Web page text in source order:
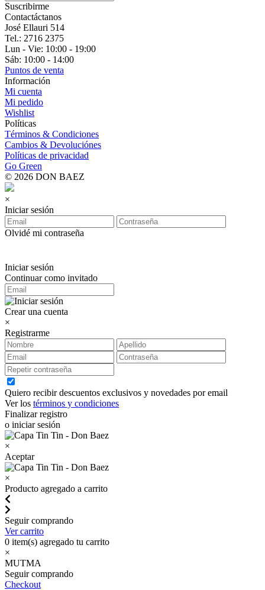
Suscribirme
Contactáctanos
José Ellauri 514
Tel.: 2716 2375
Lun - Vie: 10:00 - 19:00
Sáb: 10:00 - 14:00
Puntos de venta
Información
Mi cuenta
Mi pedido
Wishlist
Políticas
Términos & Condiciones
Cambios & Devoluciónes
Políticas de privacidad
Go Green
© 2026 DON BAEZ
×
Iniciar sesión
Olvidé mi contraseña
Iniciar sesión
Continuar como invitado
Crear una cuenta
×
Registrarme
Quiero recibir descuentos exclusivos y novedades por email
Ver los términos y condiciones
Finalizar registro
o iniciar sesión
×
Aceptar
×
Producto agregado a carrito
Seguir comprando
Ver carrito
0 item(s) agregado tu carrito
×
MUTMA
Seguir comprando
Checkout